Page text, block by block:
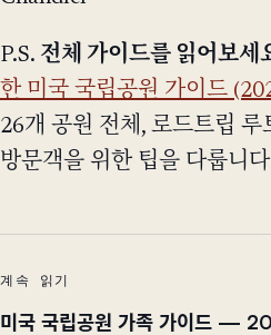
P.S. 전체 가이드를 읽어보세
한 미국 국립공원 가이드
26개 공원 전체, 로드트립 루
방문객을 위한 팁을 다룹니
계속 읽기
미국 국립공원 가족 가이드 —